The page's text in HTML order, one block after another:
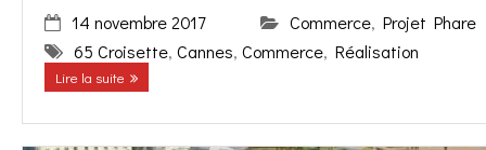
14 novembre 2017 Commerce, Projet Phare
65 Croisette, Cannes, Commerce, Réalisation
Lire la suite